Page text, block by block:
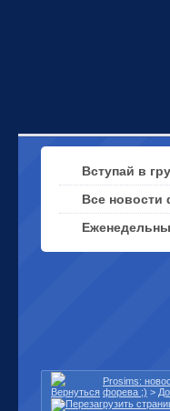
Вступай в
Все новости
Prosims:
форева ;) >